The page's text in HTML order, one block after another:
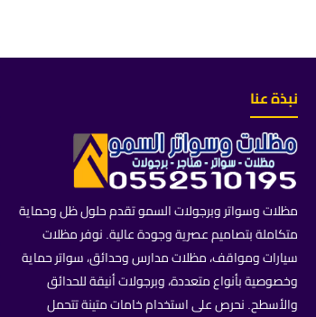
نبذة عنا
مظلات وسواتر وبرجولات السمو تقدم حلول ظل وحماية
متكاملة بتصاميم عصرية وجودة عالية. نوفر مظلات
سيارات ومواقف، مظلات مدارس وحدائق، سواتر حماية
وخصوصية بأنواع متعددة، وبرجولات أنيقة للحدائق
والأسطح. نحرص على استخدام خامات متينة تتحمل